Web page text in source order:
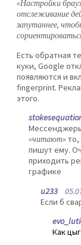
«Настройки
отслеживание
запутаннее,
Есть обратная
куки, Google
появляются и
fingerprint.
этого.
«читают»то,
пишут ему.
приходить
графике
u233
Если б
Как